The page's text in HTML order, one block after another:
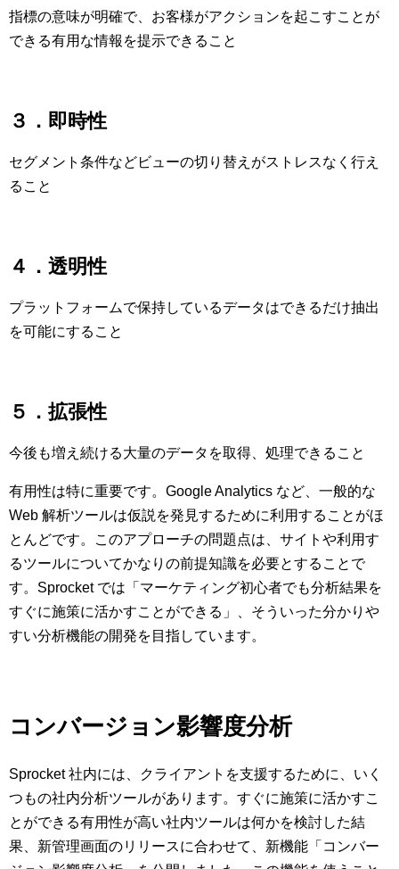
指標の意味が明確で、お客様がアクションを起こすことが
できる有用な情報を提示できること
３．即時性
セグメント条件などビューの切り替えがストレスなく行え
ること
４．透明性
プラットフォームで保持しているデータはできるだけ抽出
を可能にすること
５．拡張性
今後も増え続ける大量のデータを取得、処理できること
有用性は特に重要です。Google Analytics など、一般的な
Web 解析ツールは仮説を発見するために利用することがほ
とんどです。このアプローチの問題点は、サイトや利用す
るツールについてかなりの前提知識を必要とすることで
す。Sprocket では「マーケティング初心者でも分析結果を
すぐに施策に活かすことができる」、そういった分かりや
すい分析機能の開発を目指しています。
コンバージョン影響度分析
Sprocket 社内には、クライアントを支援するために、いく
つもの社内分析ツールがあります。すぐに施策に活かすこ
とができる有用性が高い社内ツールは何かを検討した結
果、新管理画面のリリースに合わせて、新機能「コンバー